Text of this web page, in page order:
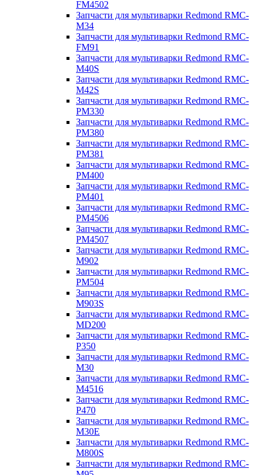
FM4502
Запчасти для мультиварки Redmond RMC-
M34
Запчасти для мультиварки Redmond RMC-
FM91
Запчасти для мультиварки Redmond RMC-
M40S
Запчасти для мультиварки Redmond RMC-
M42S
Запчасти для мультиварки Redmond RMC-
PM330
Запчасти для мультиварки Redmond RMC-
PM380
Запчасти для мультиварки Redmond RMC-
PM381
Запчасти для мультиварки Redmond RMC-
PM400
Запчасти для мультиварки Redmond RMC-
PM401
Запчасти для мультиварки Redmond RMC-
PM4506
Запчасти для мультиварки Redmond RMC-
PM4507
Запчасти для мультиварки Redmond RMC-
M902
Запчасти для мультиварки Redmond RMC-
PM504
Запчасти для мультиварки Redmond RMC-
M903S
Запчасти для мультиварки Redmond RMC-
MD200
Запчасти для мультиварки Redmond RMC-
P350
Запчасти для мультиварки Redmond RMC-
M30
Запчасти для мультиварки Redmond RMC-
M4516
Запчасти для мультиварки Redmond RMC-
P470
Запчасти для мультиварки Redmond RMC-
M30E
Запчасти для мультиварки Redmond RMC-
M800S
Запчасти для мультиварки Redmond RMC-